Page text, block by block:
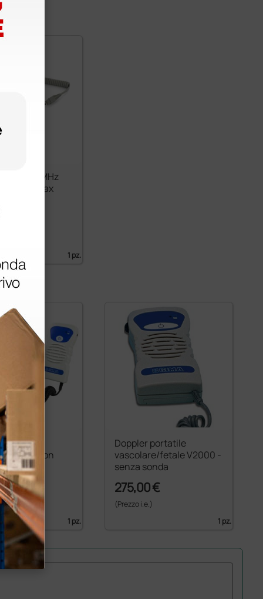
da 2 MHz
Sonotrax
1 pz.
V2005 con
5Mhz
€
1 pz.
Doppler portatile
vascolare/fetale V2000 -
senza sonda
275,00 €
(Prezzo i.e.)
1 pz.